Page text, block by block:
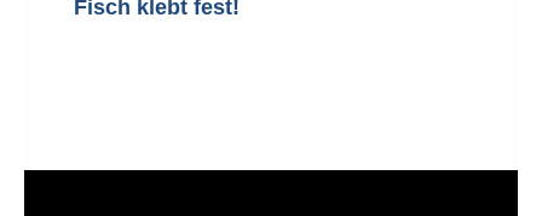
Fisch klebt fest!